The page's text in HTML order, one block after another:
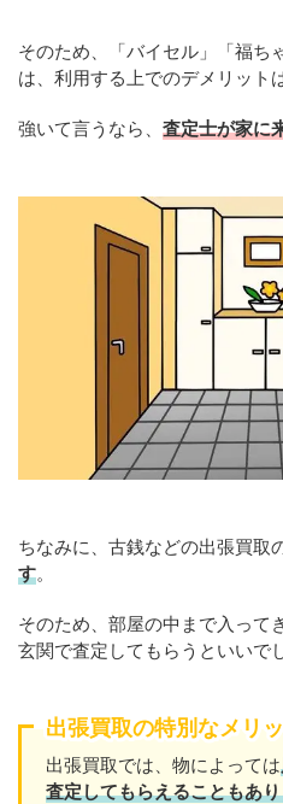
そのため、「バイセル」「福ち
は、利用する上でのデメリット
強いて言うなら、 査定士が家に
ちなみに、古銭などの出張買取
す。
そのため、部屋の中まで入って
玄関で査定してもらうといいで
出張買取の特別なメリ
出張買取では、物によっては
査定してもらえることもあ